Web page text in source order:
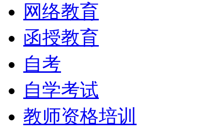
网络教育
函授教育
自考
自学考试
教师资格培训